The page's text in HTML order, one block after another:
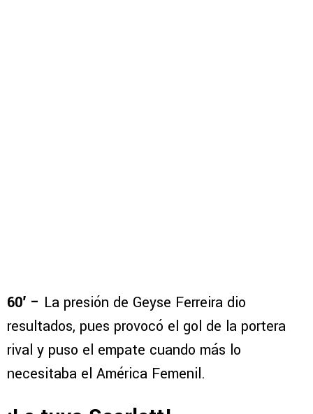
60′ – La presión de Geyse Ferreira dio
resultados, pues provocó el gol de la portera
rival y puso el empate cuando más lo
necesitaba el América Femenil.